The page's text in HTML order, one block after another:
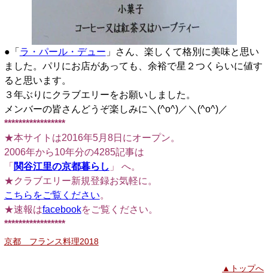
●「 ラ・パール・デュー 」さん、楽しくて格別に美味と思い
ました。パリにお店があっても、余裕で星２つくらいに値す
ると思います。
３年ぶりにクラブエリーをお願いしました。
メンバーの皆さんどうぞ楽しみに＼(^o^)／＼(^o^)／
*****************
★本サイトは2016年5月8日にオープン。
2006年から10年分の4285記事は
「 関谷江里の京都暮らし 」 へ。
★クラブエリー新規登録お気軽に。
こちらをご覧ください。
★速報はfacebookをご覧ください。
*****************
京都 フランス料理2018
▲トップへ